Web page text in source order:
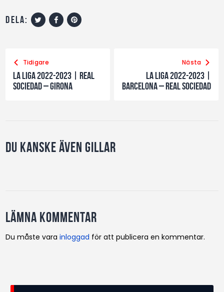
dela:
Tidigare
La Liga 2022-2023 | Real
Sociedad – Girona
Nästa
La Liga 2022-2023 |
Barcelona – Real Sociedad
Du kanske även gillar
Lämna kommentar
Du måste varainloggad för att publicera en kommentar.